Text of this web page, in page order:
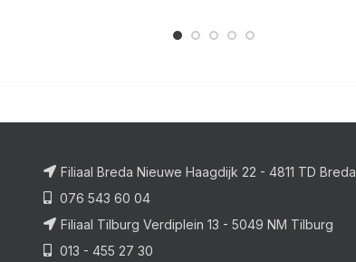
Filiaal Breda Nieuwe Haagdijk 22 - 4811 TD Breda
076 543 60 04
Filiaal Tilburg Verdiplein 13 - 5049 NM Tilburg
013 - 455 27 30